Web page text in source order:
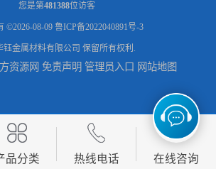
您是第481388位访客
©2026-08-09 鲁ICP备2022040891号-3
钰金属材料有限公司 保留所有权利.
资源网 免责声明 管理员入口 网站地图
品分类 热线电话 在线咨询